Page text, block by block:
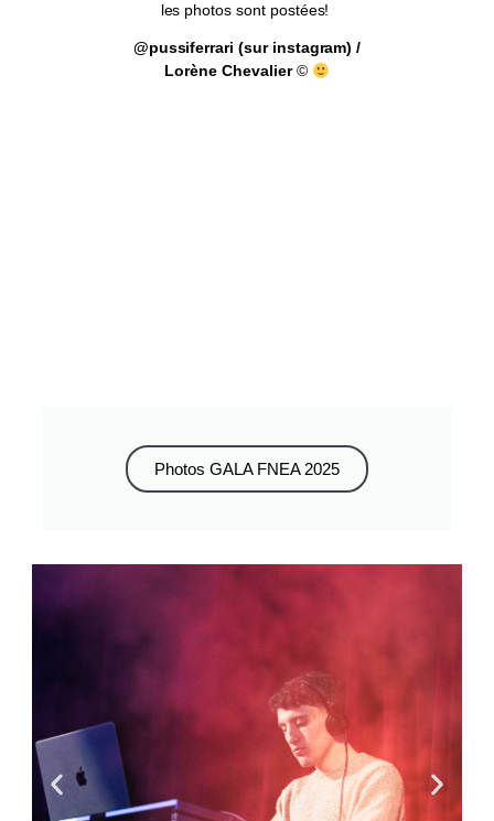
les photos sont postées!
@pussiferrari (sur instagram) /
Lorène Chevalier©
Photos GALA FNEA 2025